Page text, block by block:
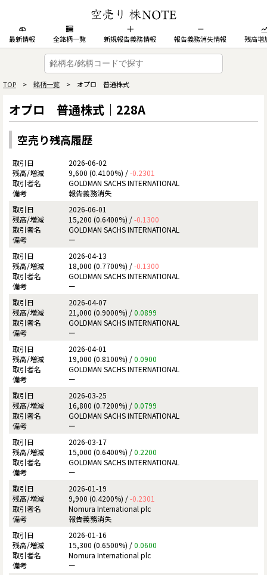
最新情報 全銘柄一覧 新規報告義務情報 報告義務消失情報 残高増
TOP > 銘柄一覧 > オプロ 普通株式
オプロ 普通株式｜228A
空売り残高履歴
2026-06-02
9,600 (0.4100%) /-0.2301
GOLDMAN SACHS INTERNATIONAL
報告義務消失
2026-06-01
15,200 (0.6400%) /-0.1300
GOLDMAN SACHS INTERNATIONAL
ー
2026-04-13
18,000 (0.7700%) /-0.1300
GOLDMAN SACHS INTERNATIONAL
ー
2026-04-07
21,000 (0.9000%) /0.0899
GOLDMAN SACHS INTERNATIONAL
ー
2026-04-01
19,000 (0.8100%) /0.0900
GOLDMAN SACHS INTERNATIONAL
ー
2026-03-25
16,800 (0.7200%) /0.0799
GOLDMAN SACHS INTERNATIONAL
ー
2026-03-17
15,000 (0.6400%) /0.2200
GOLDMAN SACHS INTERNATIONAL
ー
2026-01-19
9,900 (0.4200%) /-0.2301
Nomura International plc
報告義務消失
2026-01-16
15,300 (0.6500%) /0.0600
Nomura International plc
ー